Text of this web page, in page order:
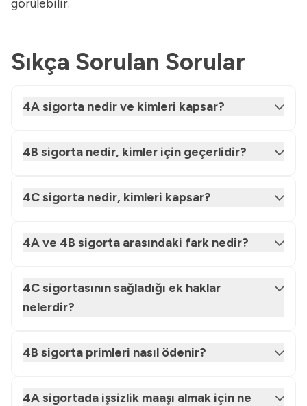
görülebilir.
Sıkça Sorulan Sorular
4A sigorta nedir ve kimleri kapsar?
4B sigorta nedir, kimler için geçerlidir?
4C sigorta nedir, kimleri kapsar?
4A ve 4B sigorta arasındaki fark nedir?
4C sigortasının sağladığı ek haklar
nelerdir?
4B sigorta primleri nasıl ödenir?
4A sigortada işsizlik maaşı almak için ne